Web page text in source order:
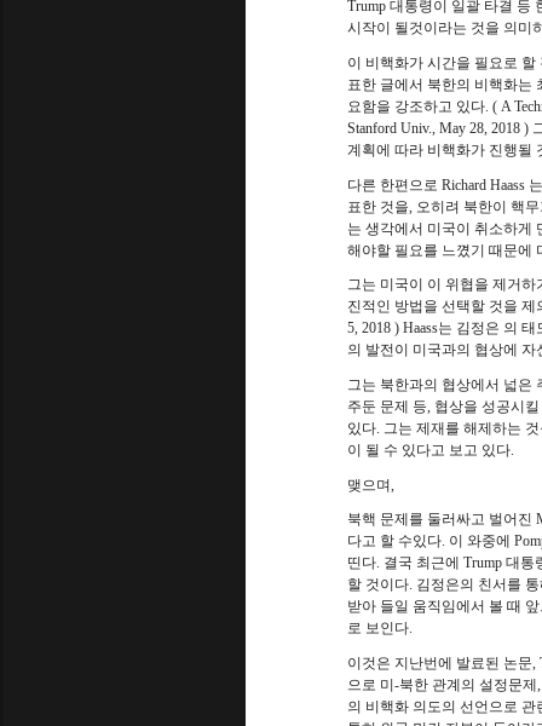
Trump 대통령이 일괄 타결 등
시작이 될것이라는 것을 의미
이 비핵화가 시간을 필요로 할
표한 글에서 북한의 비핵화는
요함을 강조하고 있다. ( A
Stanford Univ., May 28, 2018 )
계획에 따라 비핵화가 진행될
다른 한편으로 Richard Haass 는
표한 것을
오히려 북한이 핵
는 생각에서 미국이 취소하게
해야할 필요를 느꼈기 때문에
그는 미국이 이 위협을 제거
진적인 방법을 선택할 것을 제
5, 2018 ) Haass는 김정은 의 태
의 발전이 미국과의 협상에
그는 북한과의 협상에서 넓은
주둔 문제 등, 협상을 성공시
있다. 그는 제재를 해제하는
이 될 수 있다고 보고 있다.
맺으며
북핵 문제를 둘러싸고 벌어진
다고 할 수있다. 이 와중에
띤다. 결국 최근에 Trump 대통
할 것이다. 김정은의 친서를
받아 들일 움직임에서 볼 때
로 보인다.
이것은 지난번에 발료된 논문,
으로 미-북한 관계의 설정문제
의 비핵화 의도의 선언으로 관